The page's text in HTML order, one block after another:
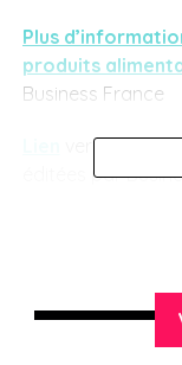
Plus
produits
Business France
vers toutes
éditées par
promotion